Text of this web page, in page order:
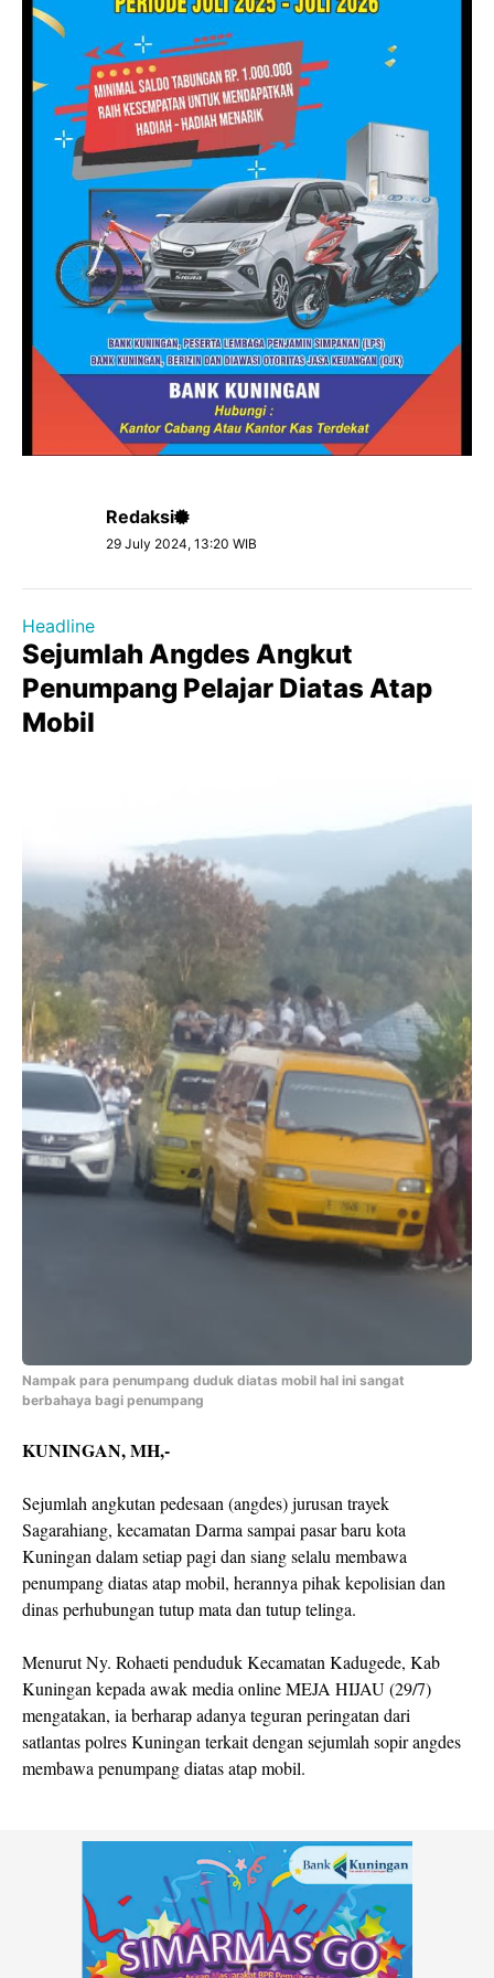
Redaksi
29 July 2024, 13:20 WIB
Headline
Sejumlah Angdes Angkut
Penumpang Pelajar Diatas Atap
Mobil
Nampak para penumpang duduk diatas mobil hal ini sangat
berbahaya bagi penumpang
KUNINGAN, MH,-
Sejumlah angkutan pedesaan (angdes) jurusan trayek
Sagarahiang, kecamatan Darma sampai pasar baru kota
Kuningan dalam setiap pagi dan siang selalu membawa
penumpang diatas atap mobil, herannya pihak kepolisian dan
dinas perhubungan tutup mata dan tutup telinga.
Menurut Ny. Rohaeti penduduk Kecamatan Kadugede, Kab
Kuningan kepada awak media online MEJA HIJAU (29/7)
mengatakan, ia berharap adanya teguran peringatan dari
satlantas polres Kuningan terkait dengan sejumlah sopir angdes
membawa penumpang diatas atap mobil.